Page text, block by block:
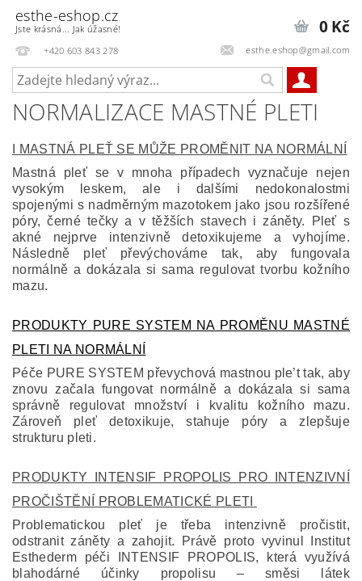
esthe-eshop.cz
Jste krásná... Jak úžasné!
+420 603 843 278
esthe.eshop@gmail.com
0 Kč
NORMALIZACE MASTNÉ PLETI
I MASTNÁ PLEŤ SE MŮŽE PROMĚNIT NA NORMÁLNÍ
Mastná pleť se v mnoha případech vyznačuje nejen
vysokým leskem, ale i dalšími nedokonalostmi
spojenými s nadměrným mazotokem jako jsou rozšířené
póry, černé tečky a v těžších stavech i záněty. Pleť s
akné nejprve intenzivně detoxikujeme a vyhojíme.
Následně pleť převýchováme tak, aby fungovala
normálně a dokázala si sama regulovat tvorbu kožního
mazu.
PRODUKTY PURE SYSTEM NA PROMĚNU MASTNÉ
PLETI NA NORMÁLNÍ
Péče PURE SYSTEM převychová mastnou ple’t tak, aby
znovu začala fungovat normálně a dokázala si sama
správně regulovat množství i kvalitu kožního mazu.
Zároveň pleť detoxikuje, stahuje póry a zlepšuje
strukturu pleti.
PRODUKTY INTENSIF PROPOLIS PRO INTENZIVNÍ
PROČIŠTĚNÍ PROBLEMATICKÉ PLETI
Problematickou pleť je třeba intenzivně pročistit,
odstranit záněty a zahojit. Právě proto vyvinul Institut
Esthederm péči INTENSIF PROPOLIS, která využívá
blahodárné účinky propolisu – směsi látek